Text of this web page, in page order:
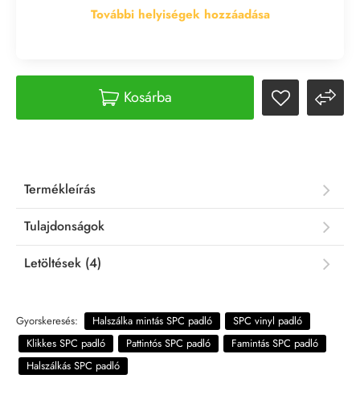
További helyiségek hozzáadása
Kosárba
Termékleírás
Tulajdonságok
Letöltések (4)
Gyorskeresés: Halszálka mintás SPC padló
SPC vinyl padló
Klikkes SPC padló
Pattintós SPC padló
Famintás SPC padló
Halszálkás SPC padló